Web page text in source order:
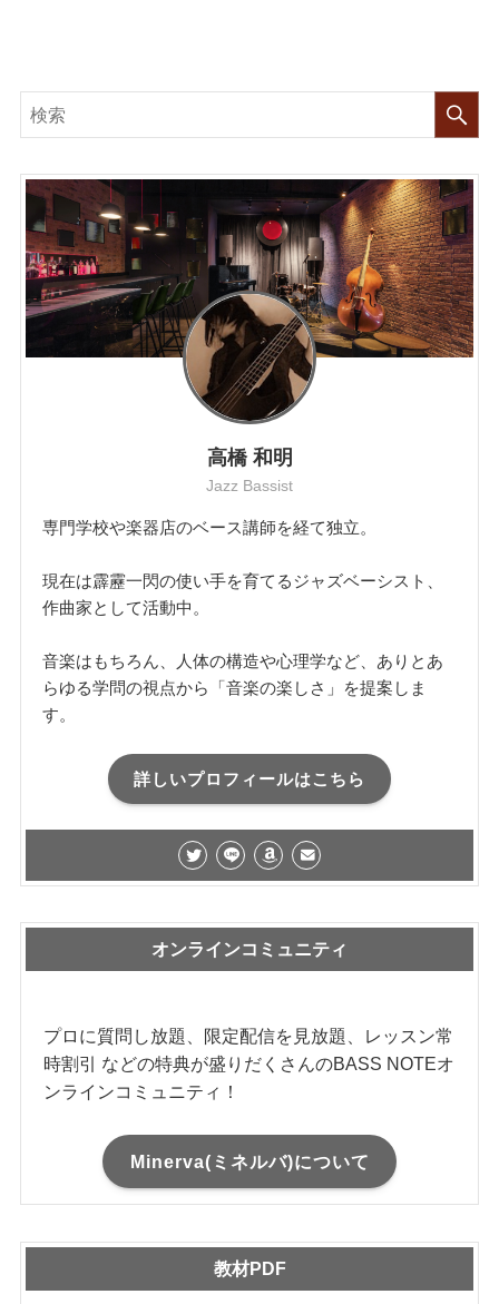
高橋 和明
Jazz Bassist
専門学校や楽器店のベース講師を経て独立。
現在は霹靂一閃の使い手を育てるジャズベーシスト、
作曲家として活動中。
音楽はもちろん、人体の構造や心理学など、ありとあ
らゆる学問の視点から「音楽の楽しさ」を提案しま
す。
詳しいプロフィールはこちら
オンラインコミュニティ
プロに質問し放題、限定配信を見放題、レッスン常
時割引 などの特典が盛りだくさんのBASS NOTEオ